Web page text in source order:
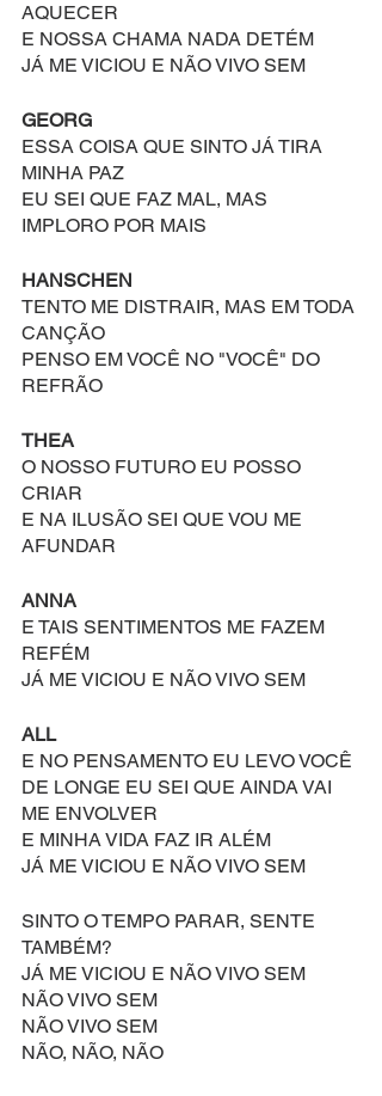
AQUECER
E NOSSA CHAMA NADA DETÉM
JÁ ME VICIOU E NÃO VIVO SEM
GEORG
ESSA COISA QUE SINTO JÁ TIRA
MINHA PAZ
EU SEI QUE FAZ MAL, MAS
IMPLORO POR MAIS
HANSCHEN
TENTO ME DISTRAIR, MAS EM TODA
CANÇÃO
PENSO EM VOCÊ NO "VOCÊ" DO
REFRÃO
THEA
O NOSSO FUTURO EU POSSO
CRIAR
E NA ILUSÃO SEI QUE VOU ME
AFUNDAR
ANNA
E TAIS SENTIMENTOS ME FAZEM
REFÉM
JÁ ME VICIOU E NÃO VIVO SEM
ALL
E NO PENSAMENTO EU LEVO VOCÊ
DE LONGE EU SEI QUE AINDA VAI
ME ENVOLVER
E MINHA VIDA FAZ IR ALÉM
JÁ ME VICIOU E NÃO VIVO SEM
SINTO O TEMPO PARAR, SENTE
TAMBÉM?
JÁ ME VICIOU E NÃO VIVO SEM
NÃO VIVO SEM
NÃO VIVO SEM
NÃO, NÃO, NÃO